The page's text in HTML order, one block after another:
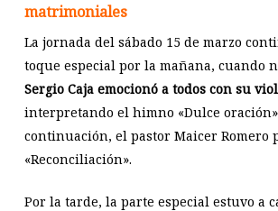
matrimoniales
La jornada del sábado 15 de marzo
toque especial por la mañana, cuando
Sergio Caja emocionó a todos con su
interpretando el himno «Dulce
continuación, el pastor Maicer Romero
«Reconciliación».
Por la tarde, la parte especial estuvo a